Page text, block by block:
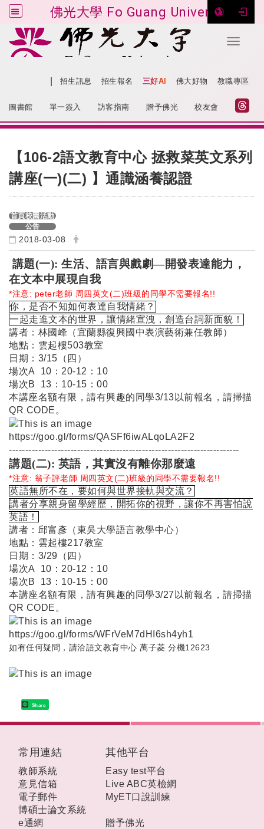
佛光大學 Fo Guang University
Toggle
跳到主要內容
招生訊息 招生報名 三好AI 佛大好物 教職專區
圖書館 單一簽入 訪客指南 贈予佛光 校友會
【106-2語文教育中心 拯救菜英文系列
講座(一)(二) 】通識涵養認證
首頁校園活動
公告
2018-03-08
講題(一): 生活、語言與戲劇—開發表達能力，
在文本中展現自我
*注意: peter老師 周四英文(二)班級的同學不需要報名!!
你，是否不知如何表達自我情緒？
一起走進文本的世界，讓情緒宣洩，創造台詞新面貌！
講者：林國峰（宜蘭縣復興國中表演藝術兼任教師）
地點：雲起樓503教室
日期： 3/15 （四）
場次A 10 ： 20-12 ： 10
場次B 13 ： 10-15 ： 00
本講座名額有限，請有興趣的同學3/13 以前報名，請掃描
QR CODE 。
https://goo.gl/forms/QASFf6iwALqoLA2F2
-----------------------------------------------------------------------
講題(二): 英語，其實沒有離你那麼遠
*注意: 翁子評老師 周四英文(二)班級的同學不需要報名!!
英語無所不在，要如何與世界接軌與交流？
講者分享親身留學經歷，開拓你的視野，讓你不再害怕說
英語！
講者：邱富彥（東吳大學語言教學中心）
地點：雲起樓217教室
日期： 3/29 （四）
場次A 10 ： 20-12 ： 10
場次B 13 ： 10-15 ： 00
本講座名額有限，請有興趣的同學3/27 以前報名，請掃描
QR CODE 。
https://goo.gl/forms/WFrVeM7dHI6sh4yh1
如有任何疑問，請洽語文教育中心 萬子菱 分機12623
Share
常用連結
教師系統
意見信箱
電子郵件
博碩士論文系統
e通網
其他平台
Easy test平台
Live ABC英檢網
MyET口說訓練
贈予佛光